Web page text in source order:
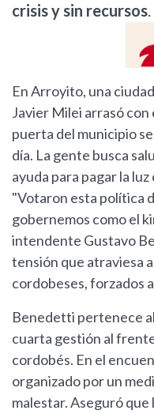
crisis y sin recursos.
En Arroyito, una
Javier Milei arrasó con
puerta del municipio
día. La gente busca
ayuda para pagar la
"Votaron esta política
gobernemos como el
intendente Gustavo
tensión que atraviesa
cordobeses, forzados
Benedetti pertenece
cuarta gestión al
cordobés. En el
organizado por un
malestar. Aseguró que